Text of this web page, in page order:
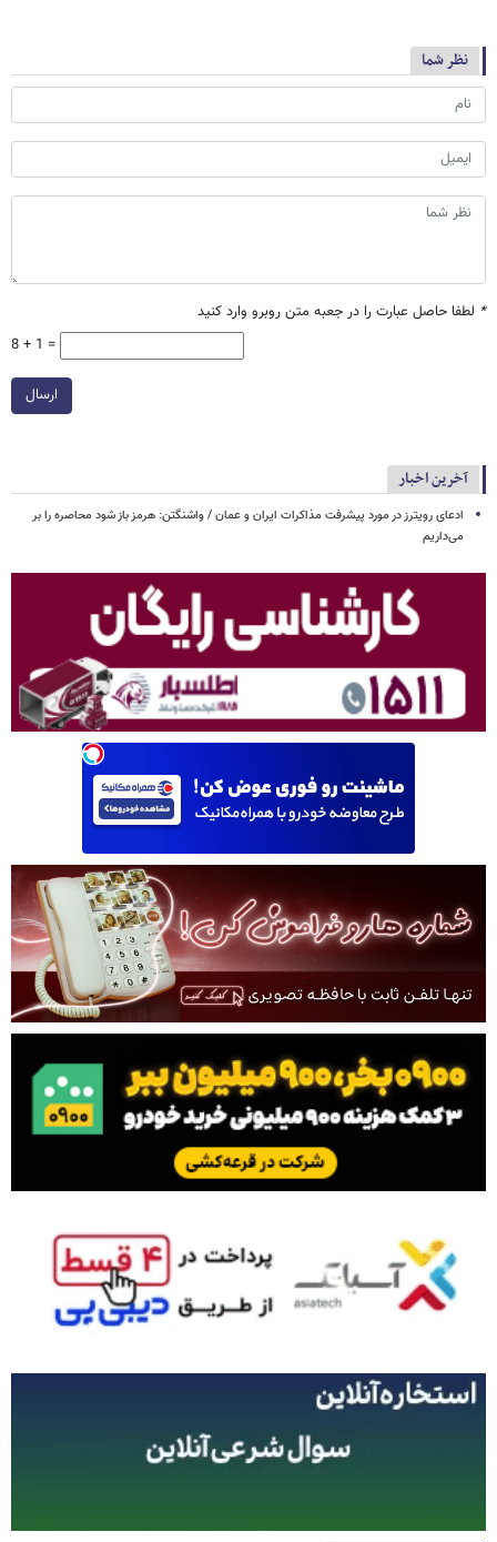
نظر شما
* لطفا حاصل عبارت را در جعبه متن روبرو وارد کنید
8 + 1 =
ارسال
آخرین اخبار
ادعای رویترز در مورد پیشرفت مذاکرات ایران و عمان / واشنگتن: هرمز باز شود محاصره را بر
می‌داریم